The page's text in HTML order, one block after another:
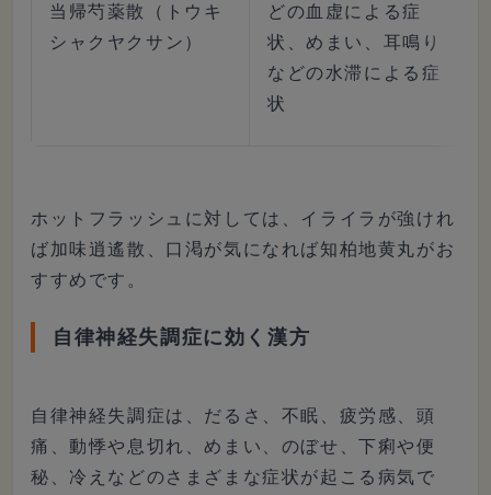
当帰芍薬散（トウキ
シャクヤクサン）
どの血虚による症
状、めまい、耳鳴り
などの水滞による症
状
ホットフラッシュに対しては、イライラが強けれ
ば加味逍遙散、口渇が気になれば知柏地黄丸がお
すすめです。
自律神経失調症に効く漢方
自律神経失調症は、だるさ、不眠、疲労感、頭
痛、動悸や息切れ、めまい、のぼせ、下痢や便
秘、冷えなどのさまざまな症状が起こる病気で